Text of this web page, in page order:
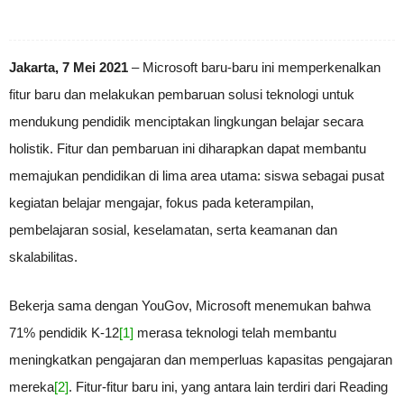
Jakarta, 7 Mei 2021 – Microsoft baru-baru ini memperkenalkan
fitur baru dan melakukan pembaruan solusi teknologi untuk
mendukung pendidik menciptakan lingkungan belajar secara
holistik. Fitur dan pembaruan ini diharapkan dapat membantu
memajukan pendidikan di lima area utama: siswa sebagai pusat
kegiatan belajar mengajar, fokus pada keterampilan,
pembelajaran sosial, keselamatan, serta keamanan dan
skalabilitas.
Bekerja sama dengan YouGov, Microsoft menemukan bahwa
71% pendidik K-12[1] merasa teknologi telah membantu
meningkatkan pengajaran dan memperluas kapasitas pengajaran
mereka[2]. Fitur-fitur baru ini, yang antara lain terdiri dari Reading